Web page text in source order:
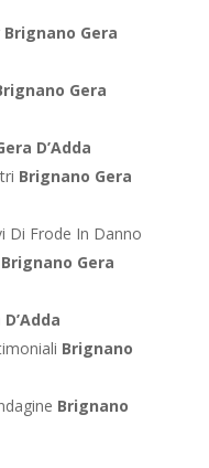
Brignano Gera
Gera
D’Adda
Brignano Gera
Di Frode In Danno
Brignano Gera
Brignano
Brignano